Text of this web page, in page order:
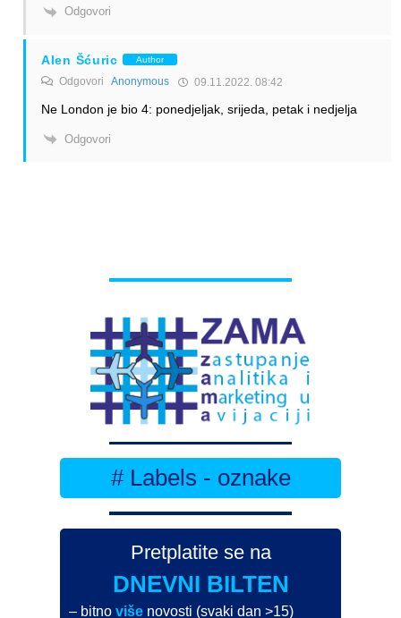
Odgovori
Alen Šćuric Author
Odgovori Anonymous 09.11.2022. 08:42
Ne London je bio 4: ponedjeljak, srijeda, petak i nedjelja
Odgovori
# Labels - oznake
Pretplatite se na
DNEVNI BILTEN
– bitnoviše novosti (svaki dan >15)